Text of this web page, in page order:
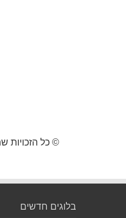
© כל הזכויות
בלוגים חדשים